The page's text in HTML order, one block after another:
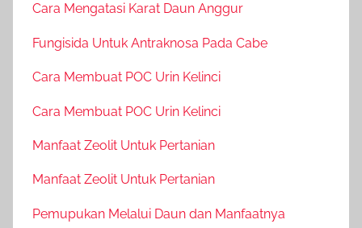
Cara Mengatasi Karat Daun Anggur
Fungisida Untuk Antraknosa Pada Cabe
Cara Membuat POC Urin Kelinci
Cara Membuat POC Urin Kelinci
Manfaat Zeolit Untuk Pertanian
Manfaat Zeolit Untuk Pertanian
Pemupukan Melalui Daun dan Manfaatnya